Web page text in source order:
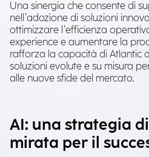
Una sinergia che consente di
nell’adozione di soluzioni
ottimizzare l’efficienza
experience e aumentare la
rafforza la capacità di Atlantic
soluzioni evolute e su misura
alle nuove sfide del mercato.
AI: una strategia
mirata per il